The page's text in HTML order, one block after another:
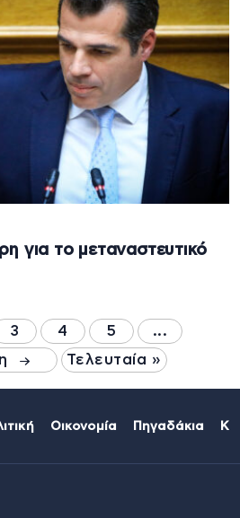
για το μεταναστευτικό
3 4 5
...
Τελευταία »
Οικονομία Πηγαδάκια